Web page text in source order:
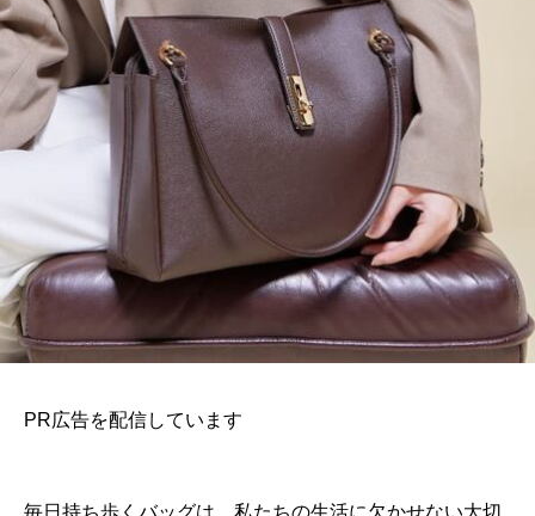
PR広告を配信しています
毎日持ち歩くバッグは、私たちの生活に欠かせない大切